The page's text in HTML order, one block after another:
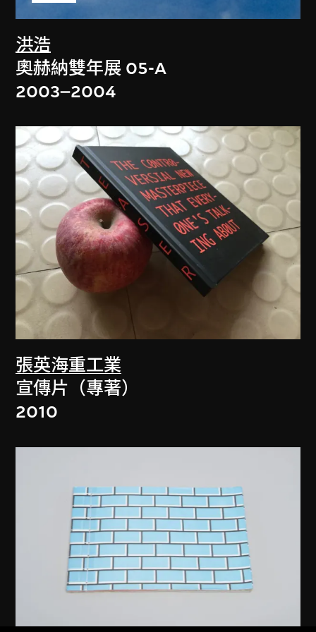
洪浩
奧赫納雙年展 05-A
2003–2004
張英海重工業
宣傳片（專著）
2010